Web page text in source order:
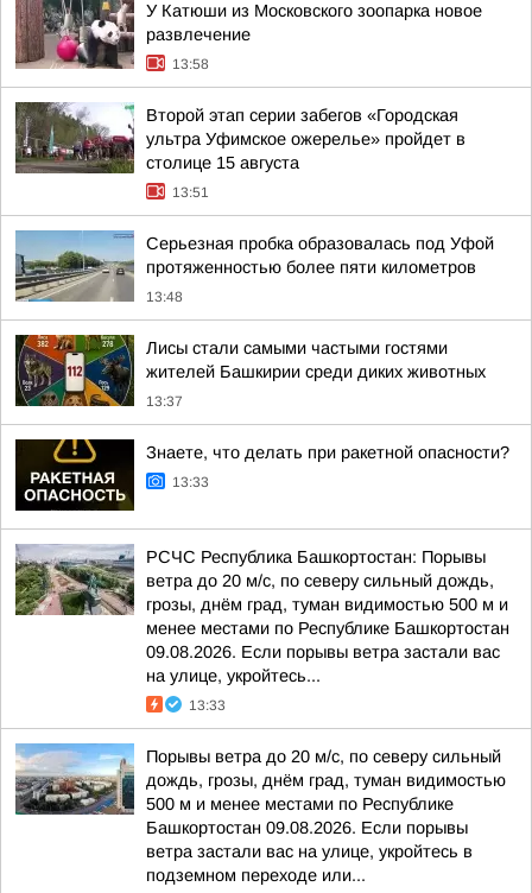
У Катюши из Московского зоопарка новое
развлечение
13:58
Второй этап серии забегов «Городская
ультра Уфимское ожерелье» пройдет в
столице 15 августа
13:51
Серьезная пробка образовалась под Уфой
протяженностью более пяти километров
13:48
Лисы стали самыми частыми гостями
жителей Башкирии среди диких животных
13:37
Знаете, что делать при ракетной опасности?
13:33
РСЧС Республика Башкортостан: Порывы
ветра до 20 м/с, по северу сильный дождь,
грозы, днём град, туман видимостью 500 м и
менее местами по Республике Башкортостан
09.08.2026. Если порывы ветра застали вас
на улице, укройтесь...
13:33
Порывы ветра до 20 м/с, по северу сильный
дождь, грозы, днём град, туман видимостью
500 м и менее местами по Республике
Башкортостан 09.08.2026. Если порывы
ветра застали вас на улице, укройтесь в
подземном переходе или...